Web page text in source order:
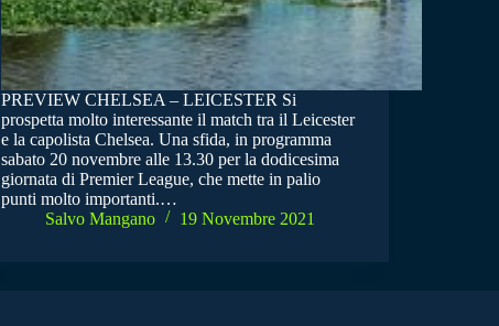
PREVIEW CHELSEA – LEICESTER Si
prospetta molto interessante il match tra il Leicester
e la capolista Chelsea. Una sfida, in programma
sabato 20 novembre alle 13.30 per la dodicesima
giornata di Premier League, che mette in palio
punti molto importanti.…
Salvo Mangano
19 Novembre 2021